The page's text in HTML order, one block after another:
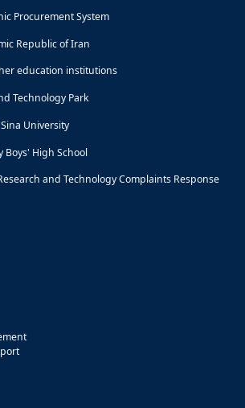
Procurement System
Republic of Iran
education institutions
Technology Park
University
Boys' High School
and Technology Complaints Response